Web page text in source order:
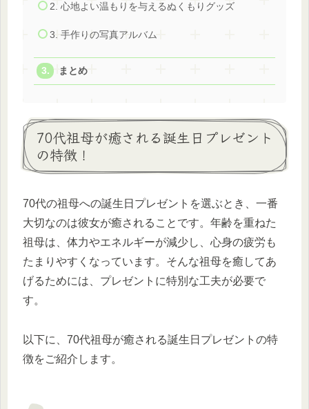
2. 心地よい温もりを与えるぬくもりグッズ
3. 手作りの写真アルバム
まとめ
70代祖母が癒される誕生日プレゼント
の特徴！
70代の祖母への誕生日プレゼントを選ぶとき、一番
大切なのは彼女が癒されることです。年齢を重ねた
祖母は、体力やエネルギーが減少し、心身の疲労も
たまりやすくなっています。そんな祖母を癒してあ
げるためには、プレゼントに特別な工夫が必要で
す。
以下に、70代祖母が癒される誕生日プレゼントの特
徴をご紹介します。